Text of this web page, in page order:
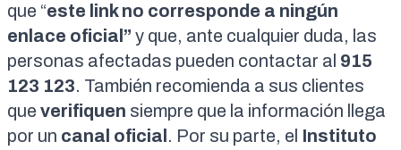
que “este link no corresponde a ningún
enlace oficial” y que, ante cualquier duda, las
personas afectadas pueden contactar al 915
123 123. También recomienda a sus clientes
que verifiquen siempre que la información llega
por un canal oficial . Por su parte, el Instituto